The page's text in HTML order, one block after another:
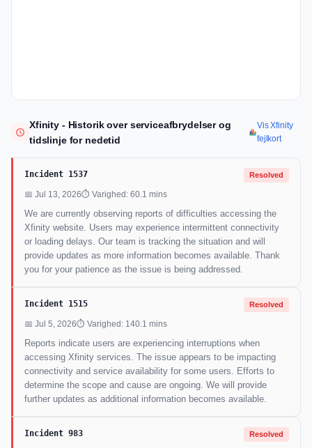
Xfinity - Historik over serviceafbrydelser og
tidslinje for nedetid
Vis Xfinity
fejlkort
Incident 1537 Resolved
📅 Jul 13, 2026⏱ Varighed: 60.1 mins
We are currently observing reports of difficulties accessing the
Xfinity website. Users may experience intermittent connectivity
or loading delays. Our team is tracking the situation and will
provide updates as more information becomes available. Thank
you for your patience as the issue is being addressed.
Incident 1515 Resolved
📅 Jul 5, 2026⏱ Varighed: 140.1 mins
Reports indicate users are experiencing interruptions when
accessing Xfinity services. The issue appears to be impacting
connectivity and service availability for some users. Efforts to
determine the scope and cause are ongoing. We will provide
further updates as additional information becomes available.
Incident 983 Resolved